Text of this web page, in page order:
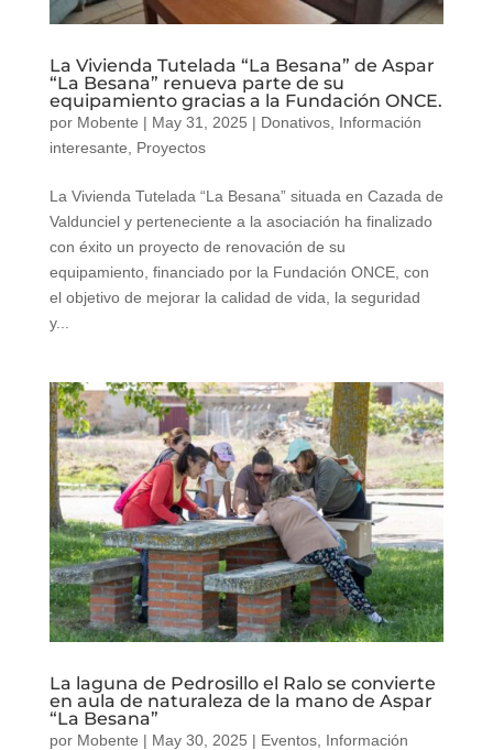
La Vivienda Tutelada “La Besana” de Aspar
“La Besana” renueva parte de su
equipamiento gracias a la Fundación ONCE.
por Mobente | May 31, 2025 | Donativos, Información
interesante, Proyectos
La Vivienda Tutelada “La Besana” situada en Cazada de
Valdunciel y perteneciente a la asociación ha finalizado
con éxito un proyecto de renovación de su
equipamiento, financiado por la Fundación ONCE, con
el objetivo de mejorar la calidad de vida, la seguridad
y...
La laguna de Pedrosillo el Ralo se convierte
en aula de naturaleza de la mano de Aspar
“La Besana”
por Mobente | May 30, 2025 | Eventos, Información